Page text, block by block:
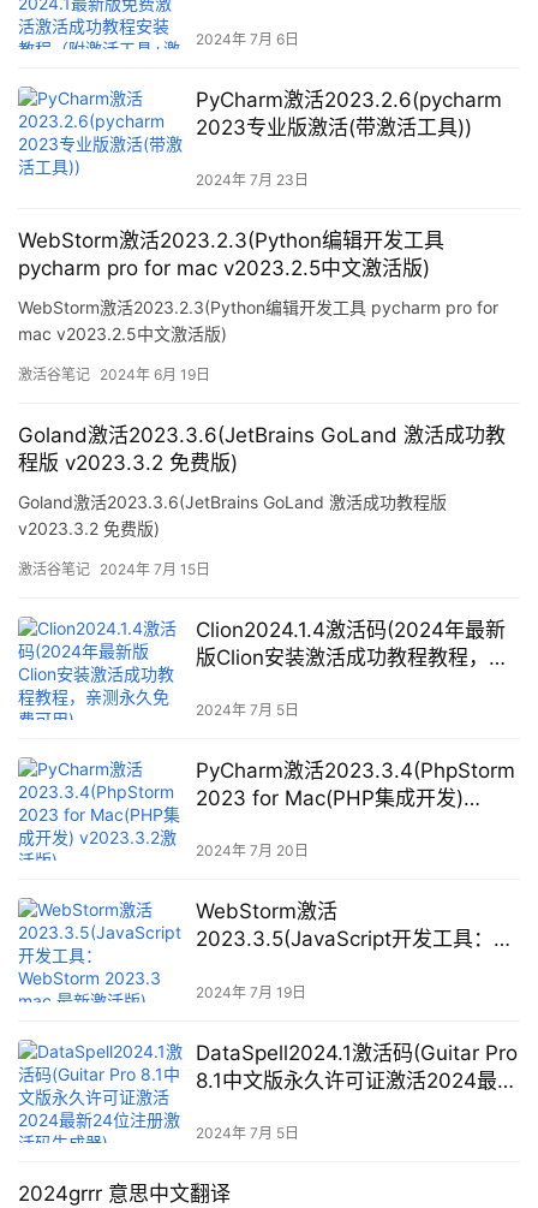
码）-永久持续更新)
2024年 7月 6日
PyCharm激活2023.2.6(pycharm
2023专业版激活(带激活工具))
2024年 7月 23日
WebStorm激活2023.2.3(Python编辑开发工具
pycharm pro for mac v2023.2.5中文激活版)
WebStorm激活2023.2.3(Python编辑开发工具 pycharm pro for
mac v2023.2.5中文激活版)
激活谷笔记 2024年 6月 19日
Goland激活2023.3.6(JetBrains GoLand 激活成功教
程版 v2023.3.2 免费版)
Goland激活2023.3.6(JetBrains GoLand 激活成功教程版
v2023.3.2 免费版)
激活谷笔记 2024年 7月 15日
Clion2024.1.4激活码(2024年最新
版Clion安装激活成功教程教程，亲
2024年 7月 5日
PyCharm激活2023.3.4(PhpStorm
2023 for Mac(PHP集成开发)
2024年 7月 20日
WebStorm激活
2023.3.5(JavaScript开发工具：
版)
2024年 7月 19日
DataSpell2024.1激活码(Guitar Pro
8.1中文版永久许可证激活2024最新
2024年 7月 5日
2024grrr 意思中文翻译